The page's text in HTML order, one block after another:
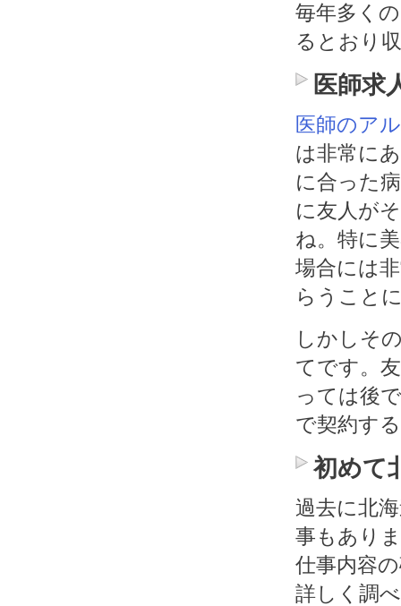
毎年多く
るとおり
医師求
医師のア
は非常に
に合った
に友人が
ね。特に
場合には
らうこと
しかしそ
てです。
っては後
で契約す
初めて
過去に北
事もあり
仕事内容
詳しく調